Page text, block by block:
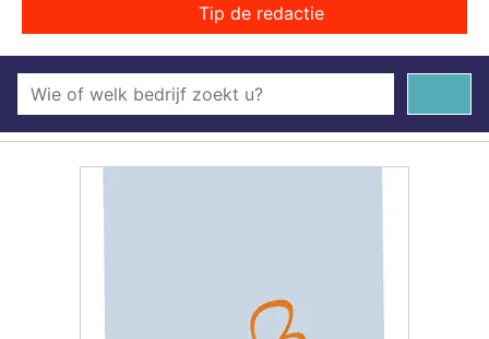
Tip de redactie